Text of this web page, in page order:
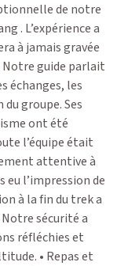
de notre
. L’expérience a
à jamais gravée
Notre guide parlait
échanges, les
groupe. Ses
ont été
l’équipe était
attentive à
eu l’impression de
à la fin du trek a
sécurité a
réfléchies et
• Repas et